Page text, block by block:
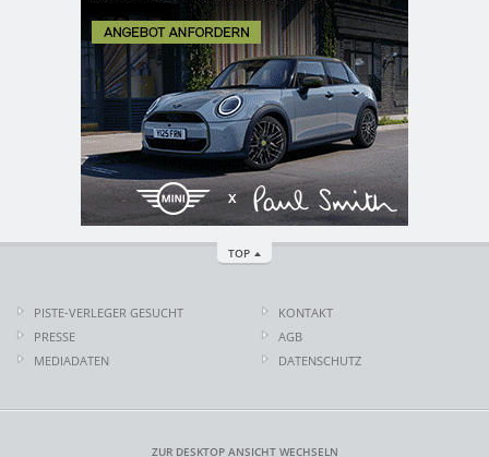
TOP
PISTE-VERLEGER GESUCHT
PRESSE
MEDIADATEN
KONTAKT
AGB
DATENSCHUTZ
ZUR DESKTOP ANSICHT WECHSELN